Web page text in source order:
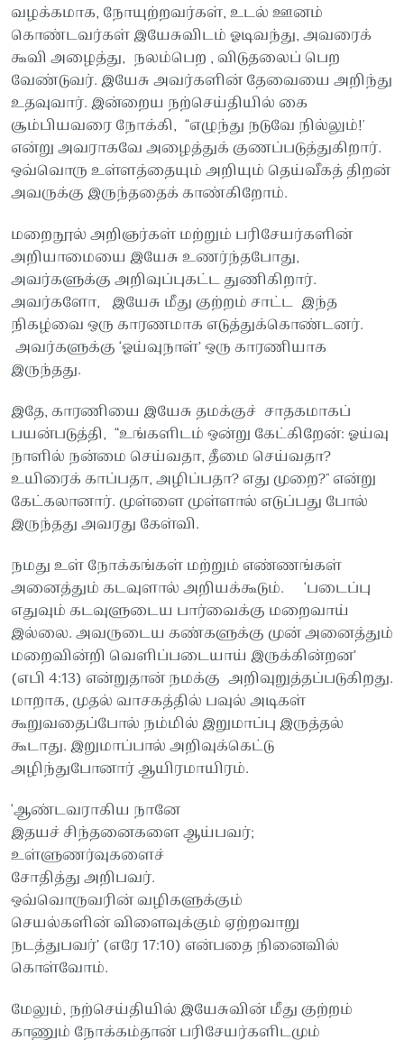
வழக்கமாக, நோயுற்றவர்கள், உடல் ஊனம்
கொண்டவர்கள் இயேசுவிடம் ஓடிவந்து, அவரைக்
கூவி அழைத்து, நலம்பெற , விடுதலைப் பெற
வேண்டுவர். இயேசு அவர்களின் தேவையை அறிந்து
உதவுவார். இன்றைய நற்செய்தியில் கை
சூம்பியவரை நோக்கி, “எழுந்து நடுவே நில்லும்!'
என்று அவராகவே அழைத்துக் குணப்படுத்துகிறார்.
ஒவ்வொரு உள்ளத்தையும் அறியும் தெய்வீகத் திறன்
அவருக்கு இருந்ததைக் காண்கிறோம்.
மறைநூல் அறிஞர்கள் மற்றும் பரிசேயர்களின்
அறியாமையை இயேசு உணர்ந்தபோது,
அவர்களுக்கு அறிவுப்புகட்ட துணிகிறார்.
அவர்களோ, இயேசு மீது குற்றம் சாட்ட இந்த
நிகழ்வை ஒரு காரணமாக எடுத்துக்கொண்டனர்.
அவர்களுக்கு ‘ஓய்வுநாள்’ ஒரு காரணியாக
இருந்தது.
இதே, காரணியை இயேசு தமக்குச் சாதகமாகப்
பயன்படுத்தி, “உங்களிடம் ஒன்று கேட்கிறேன்: ஓய்வு
நாளில் நன்மை செய்வதா, தீமை செய்வதா?
உயிரைக் காப்பதா, அழிப்பதா? எது முறை?'' என்று
கேட்கலானார். முள்ளை முள்ளால் எடுப்பது போல்
இருந்தது அவரது கேள்வி.
நமது உள் நோக்கங்கள் மற்றும் எண்ணங்கள்
அனைத்தும் கடவுளால் அறியக்கூடும். ‘படைப்பு
எதுவும் கடவுளுடைய பார்வைக்கு மறைவாய்
இல்லை. அவருடைய கண்களுக்கு முன் அனைத்தும்
மறைவின்றி வெளிப்படையாய் இருக்கின்றன’
(எபி 4:13) என்றுதான் நமக்கு அறிவுறுத்தப்படுகிறது.
மாறாக, முதல் வாசகத்தில் பவுல் அடிகள்
கூறுவதைப்போல் நம்மில் இறுமாப்பு இருத்தல்
கூடாது. இறுமாப்பால் அறிவுக்கெட்டு
அழிந்துபோனார் ஆயிரமாயிரம்.
‘ஆண்டவராகிய நானே
இதயச் சிந்தனைகளை ஆய்பவர்;
உள்ளுணர்வுகளைச்
சோதித்து அறிபவர்.
ஒவ்வொருவரின் வழிகளுக்கும்
செயல்களின் விளைவுக்கும் ஏற்றவாறு
நடத்துபவர்’ (எரே 17:10) என்பதை நினைவில்
கொள்வோம்.
மேலும், நற்செய்தியில் இயேசுவின் மீது குற்றம்
காணும் நோக்கம்தான் பரிசேயர்களிடமும்